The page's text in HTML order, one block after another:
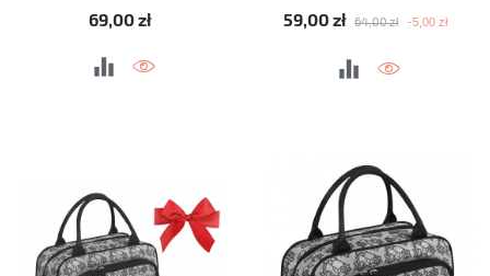
Cena
69,00 zł Cena podstawowa
64,00 zł -5,00 zł
Cena
59,00 zł